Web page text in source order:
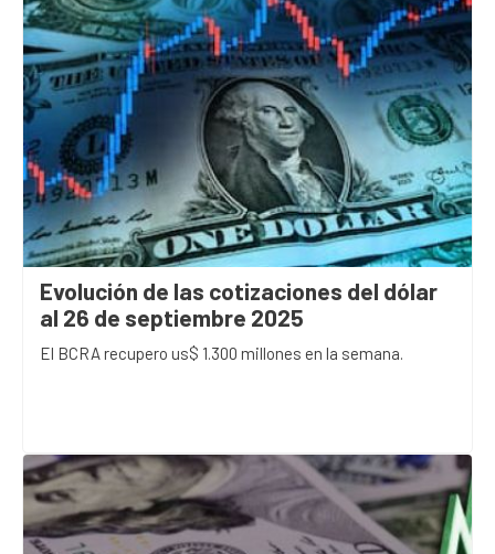
Evolución de las cotizaciones del dólar
al 26 de septiembre 2025
El BCRA recupero us$ 1.300 millones en la semana.